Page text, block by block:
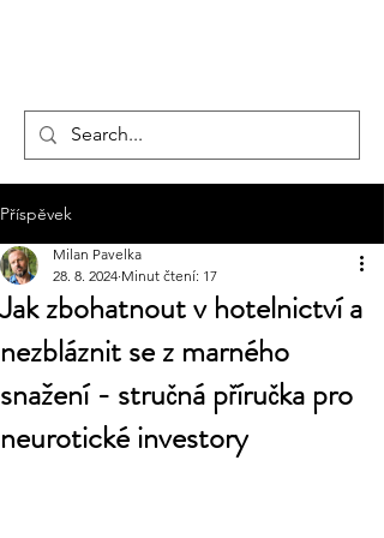
Příspěvek
Jak zbohatnout v hotelnictví a
nezbláznit se z marného
snažení - stručná příručka pro
neurotické investory
Milan Pavelka
28. 8. 2024 Minut čtení: 17